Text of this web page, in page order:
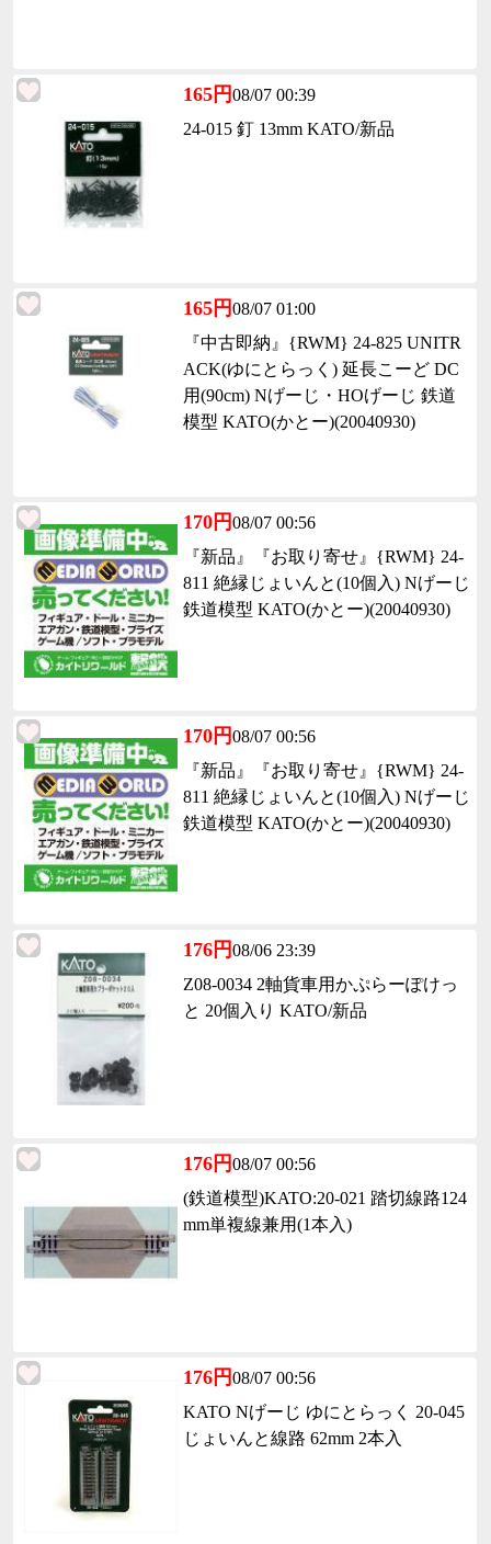
165円08/07 00:39
24-015 釘 13mm KATO/新品
165円08/07 01:00
『中古即納』{RWM} 24-825 UNITR
ACK(ゆにとらっく) 延長こーど DC
用(90cm) Nげーじ・HOげーじ 鉄道
模型 KATO(かとー)(20040930)
170円08/07 00:56
『新品』『お取り寄せ』{RWM} 24-
811 絶縁じょいんと(10個入) Nげーじ
鉄道模型 KATO(かとー)(20040930)
170円08/07 00:56
『新品』『お取り寄せ』{RWM} 24-
811 絶縁じょいんと(10個入) Nげーじ
鉄道模型 KATO(かとー)(20040930)
176円08/06 23:39
Z08-0034 2軸貨車用かぷらーぽけっ
と 20個入り KATO/新品
176円08/07 00:56
(鉄道模型)KATO:20-021 踏切線路124
mm単複線兼用(1本入)
176円08/07 00:56
KATO Nげーじ ゆにとらっく 20-045
じょいんと線路 62mm 2本入